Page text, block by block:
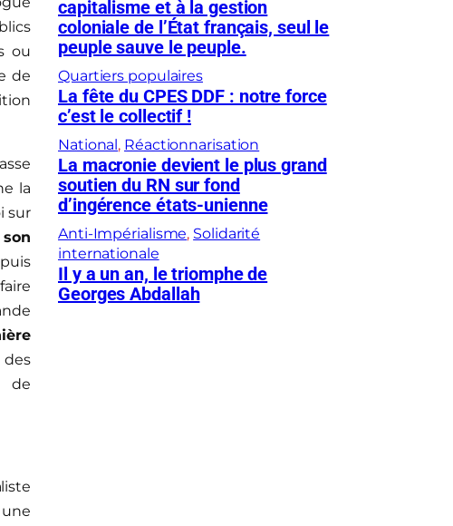
ou
de
la
sur
de
capitalisme et à la gestion
coloniale de l’État français, seul le
peuple sauve le peuple.
Quartiers populaires
La fête du CPES DDF : notre force
c’est le collectif !
National, Réactionnarisation
La macronie devient le plus grand
soutien du RN sur fond
d’ingérence états-unienne
Anti-Impérialisme, Solidarité
internationale
Il y a un an, le triomphe de
Georges Abdallah